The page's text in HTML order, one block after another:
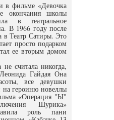
в фильме «Девочка
окончания школы
в театральное
В 1966 году после
Театр Сатиры. Это
просто подарком
ее вторым домом
считала никогда,
Гайдая Она
все девушки
на героиню новеллы
«Операция "Ы"
Шурика»
роль пани